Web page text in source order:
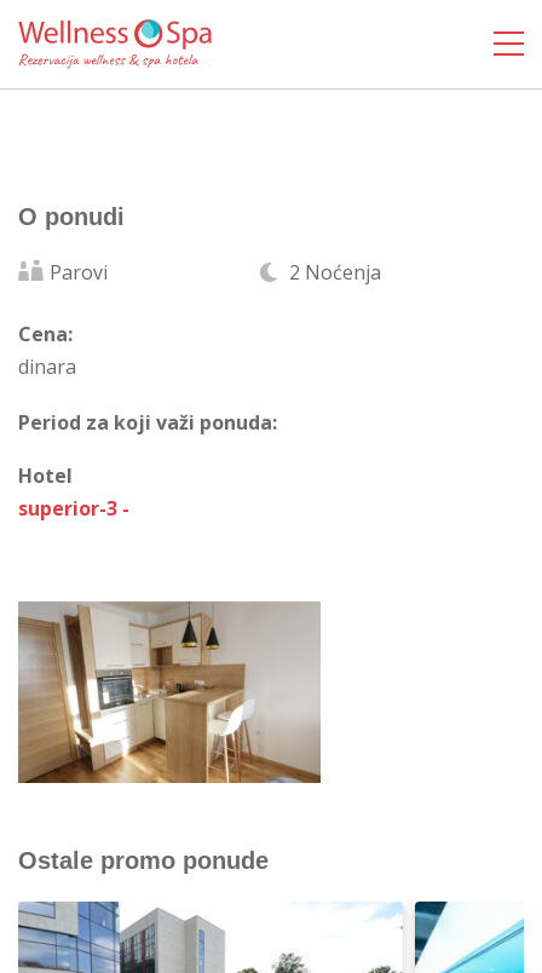
O ponudi
Parovi 2 Noćenja
Cena:
dinara
Period za koji važi ponuda:
Hotel
superior-3 -
Ostale promo ponude